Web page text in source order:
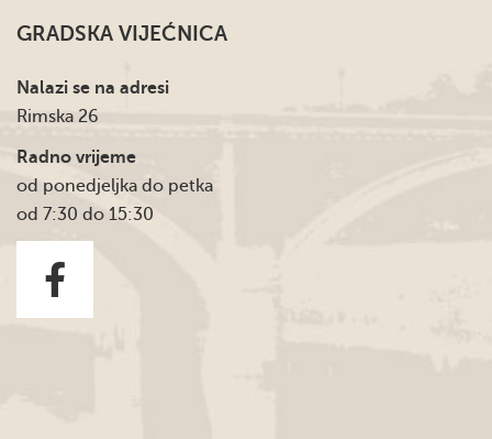
GRADSKA VIJEĆNICA
Nalazi se na adresi
Rimska 26
Radno vrijeme
od ponedjeljka do petka
od 7:30 do 15:30